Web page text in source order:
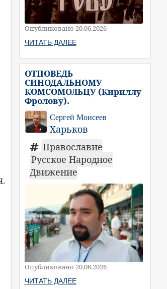
Опубликовано 20.06.2026
ЧИТАТЬ ДАЛЕЕ
ОТПОВЕДЬ
СИНОДАЛЬНОМУ
КОМСОМОЛЬЦУ (Кириллу
Фролову).
Сергей Моисеев
Харьков
Православие
Русское Народное
Движение
Опубликовано 20.06.2026
ЧИТАТЬ ДАЛЕЕ